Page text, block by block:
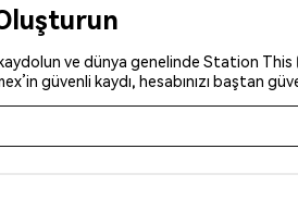
ve dünya genelinde Station This
güvenli kaydı, hesabınızı baştan